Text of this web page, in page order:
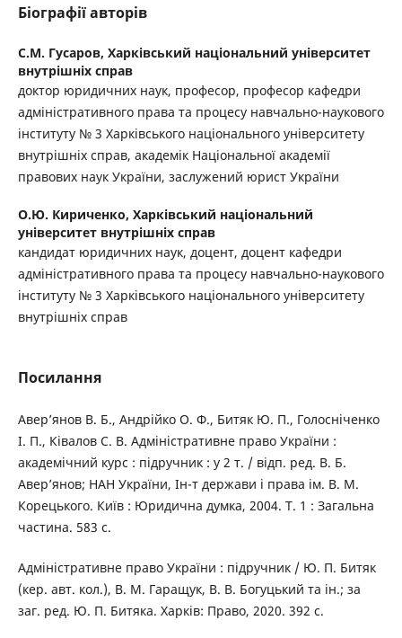
Біографії авторів
С.М. Гусаров, Харківський національний університет
внутрішніх справ
доктор юридичних наук, професор, професор кафедри
адміністративного права та процесу навчально-наукового
інституту № 3 Харківського національного університету
внутрішніх справ, академік Національної академії
правових наук України, заслужений юрист України
О.Ю. Кириченко, Харківський національний
університет внутрішніх справ
кандидат юридичних наук, доцент, доцент кафедри
адміністративного права та процесу навчально-наукового
інституту № 3 Харківського національного університету
внутрішніх справ
Посилання
Авер’янов В. Б., Андрійко О. Ф., Битяк Ю. П., Голосніченко
І. П., Ківалов С. В. Адміністративне право України :
академічний курс : підручник : у 2 т. / відп. ред. В. Б.
Авер’янов; НАН України, Ін-т держави і права ім. В. М.
Корецького. Київ : Юридична думка, 2004. Т. 1 : Загальна
частина. 583 с.
Адміністративне право України : підручник / Ю. П. Битяк
(кер. авт. кол.), В. М. Гаращук, В. В. Богуцький та ін.; за
заг. ред. Ю. П. Битяка. Харків: Право, 2020. 392 с.